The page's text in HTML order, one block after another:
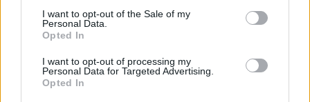
I want to opt-out of the Sale of my
Personal Data.
Opted In
I want to opt-out of processing my
Personal Data for Targeted Advertising.
Opted In
ΔΙΑΦΗΜΙΣΗ